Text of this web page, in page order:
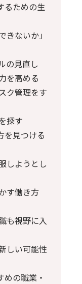
るための生
きないか」
の見直し
を高める
ク管理をす
探す
を見つける
しようとし
す働き方
も視野に入
しい可能性
の職業・